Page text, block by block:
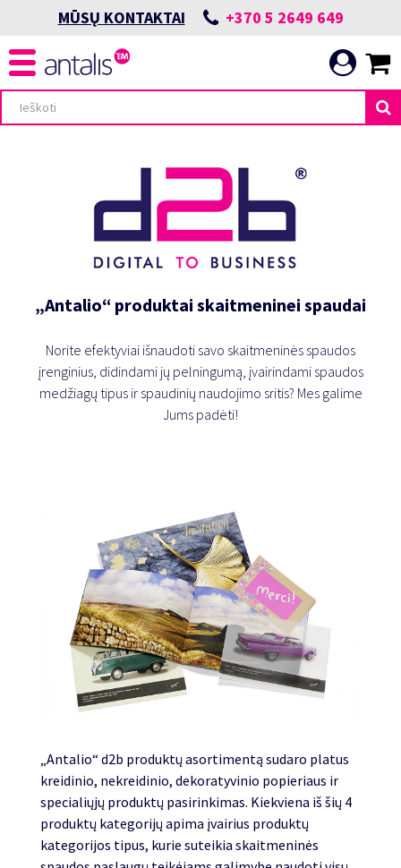
MŪSŲ KONTAKTAI +370 5 2649 649
„Antalio“ produktai skaitmeninei spaudai
Norite efektyviai išnaudoti savo skaitmeninės spaudos
įrenginius, didindami jų pelningumą, įvairindami spaudos
medžiagų tipus ir spaudinių naudojimo sritis? Mes galime
Jums padėti!
„Antalio“ d2b produktų asortimentą sudaro platus
kreidinio, nekreidinio, dekoratyvinio popieriaus ir
specialiųjų produktų pasirinkimas. Kiekviena iš šių 4
produktų kategorijų apima įvairius produktų
kategorijos tipus, kurie suteikia skaitmeninės